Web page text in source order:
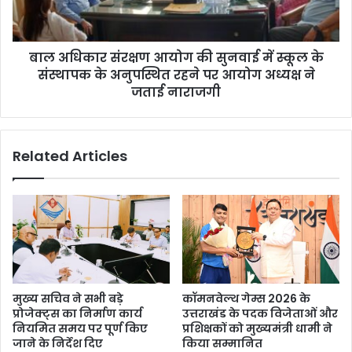
हा
द
ब
सं
र
क्ष
न
स्कू
ल
के
सं
स्था
प
क
के
बाल अधिकार संरक्षण आयोग की सुनवाई में स्कूल के
संस्थापक के अनुपस्थित रहने पर आयोग अध्यक्ष ने
जताई नाराजगी
Related Articles
मुख्य सचिव ने सभी बड़े
प्रोजेक्ट्स का निर्माण कार्य
नियमित समय पर पूर्ण किए
जाने के निर्देश दिए
कॉमनवेल्थ गेम्स 2026 के
उत्तराखंड के पदक विजेताओं और
प्रशिक्षकों को मुख्यमंत्री धामी ने
किया सम्मानित